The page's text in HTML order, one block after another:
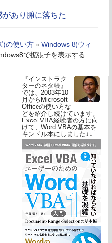
あり腑に落ちた
)の使い方 » Windows 8(ウィ
で拡張子を表示する
『インストラク
ターのネタ帳』
では、2003年10
月からMicrosoft
Officeの使い方な
どを紹介し続けています。
Excel VBA経験者の方に向
けて、Word VBAの基本を
キンドル本にしました↓↓